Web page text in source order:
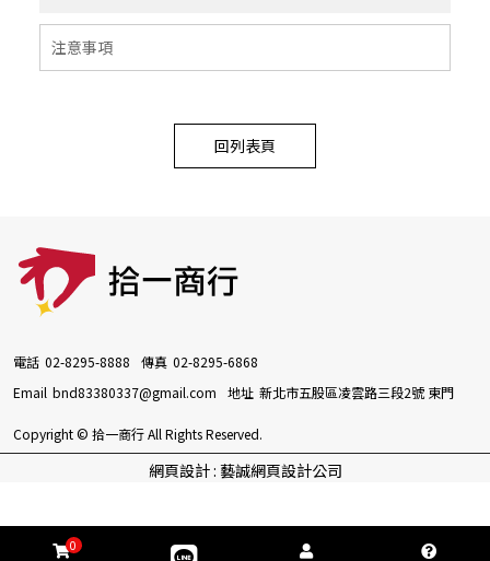
注意事項
回列表頁
0
電話 02-8295-8888 傳真 02-8295-6868
Email bnd83380337@gmail.com 地址 新北市五股區凌雲路三段2號 東門
Copyright © 拾一商行 All Rights Reserved.
網頁設計 : 藝誠網頁設計公司